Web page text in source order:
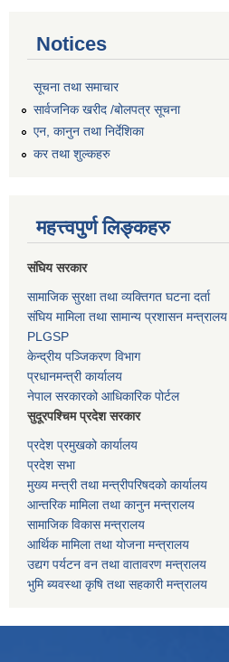
Notices
सूचना तथा समाचार
सार्वजनिक खरीद /बोलपत्र सूचना
एन, कानुन तथा निर्देशिका
कर तथा शुल्कहरु
महत्त्वपुर्ण लिङ्कहरु
संघिय सरकार
सामाजिक सुरक्षा तथा व्यक्तिगत घटना दर्ता
संघिय मामिला तथा सामान्य प्रशासन मन्त्रालय
PLGSP
केन्द्रीय पञ्जिकरण विभाग
प्रधानमन्त्री कार्यालय
नेपाल सरकारको आधिकारिक पोर्टल
सुदूरपश्चिम प्रदेश सरकार
प्रदेश प्रमुखको कार्यालय
प्रदेश सभा
मुख्य मन्त्री तथा मन्त्रीपरिषदको कार्यालय
आन्तरिक मामिला तथा कानुन मन्त्रालय
सामाजिक विकास मन्त्रालय
आर्थिक मामिला तथा योजना मन्त्रालय
उद्यग पर्यटन वन तथा वातावरण मन्त्रालय
भुमि ब्यवस्था कृषि तथा सहकारी मन्त्रालय